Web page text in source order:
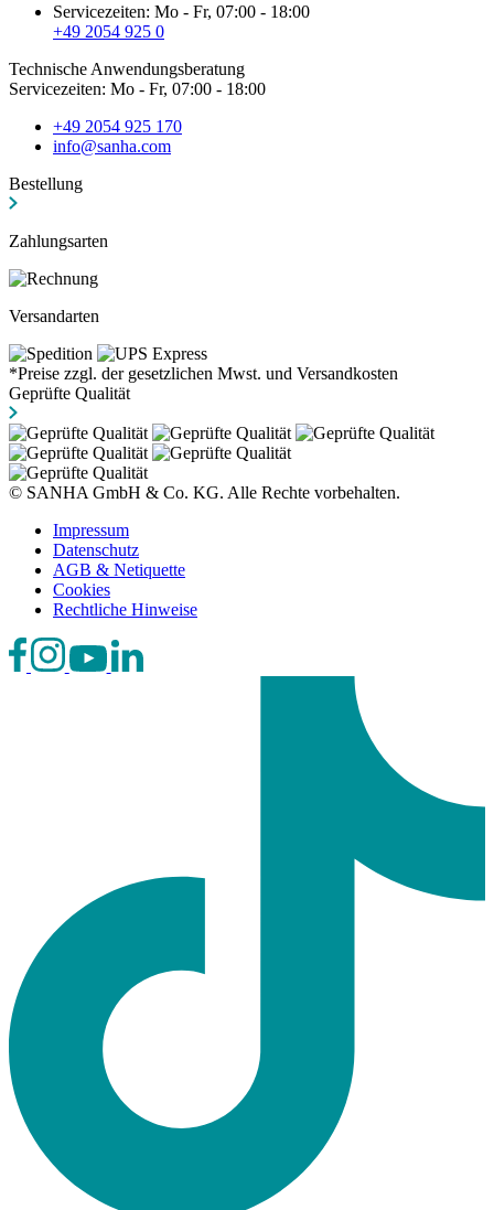
Servicezeiten: Mo - Fr, 07:00 - 18:00
+49 2054 925 0
Technische Anwendungsberatung
Servicezeiten: Mo - Fr, 07:00 - 18:00
+49 2054 925 170
info@sanha.com
Bestellung
Zahlungsarten
Versandarten
*Preise zzgl. der gesetzlichen Mwst. und Versandkosten
Geprüfte Qualität
© SANHA GmbH & Co. KG. Alle Rechte vorbehalten.
Impressum
Datenschutz
AGB & Netiquette
Cookies
Rechtliche Hinweise